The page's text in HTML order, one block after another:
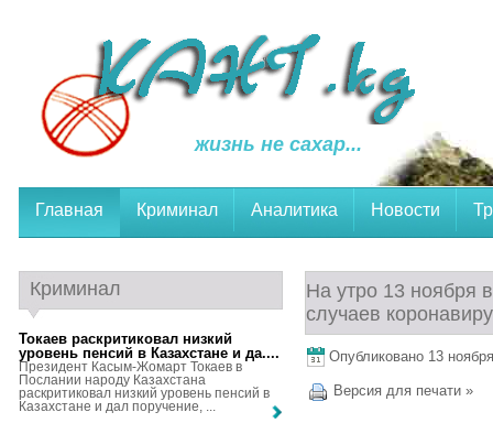
жизнь не сахар...
Главная Криминал Аналитика Новости
На утро 13 ноября
случаев
Опубликовано 13
Версия для печати »
Криминал
Токаев раскритиковал низкий
уровень пенсий в Казахстане и да....
Президент Касым-Жомарт Токаев в
Послании народу Казахстана
раскритиковал низкий уровень пенсий в
Казахстане и дал поручение, ...